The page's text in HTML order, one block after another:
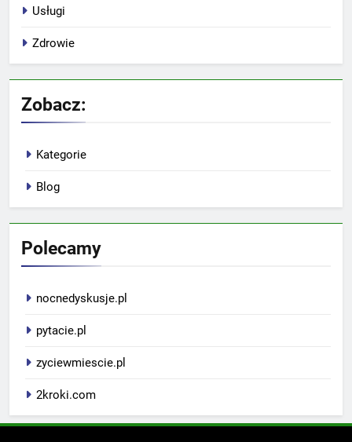
Usługi
Zdrowie
Zobacz:
Kategorie
Blog
Polecamy
nocnedyskusje.pl
pytacie.pl
zyciewmiescie.pl
2kroki.com